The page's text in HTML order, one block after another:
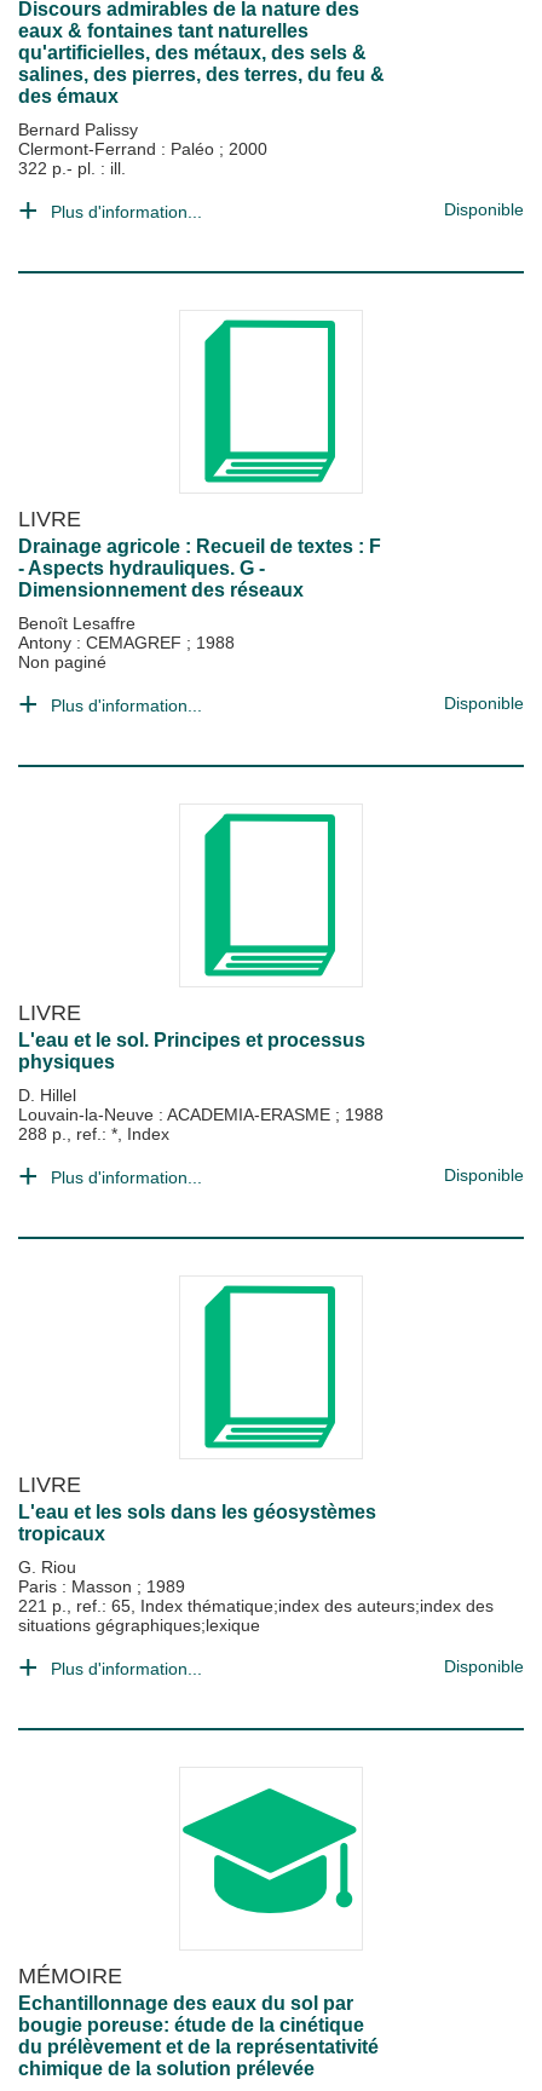
Discours admirables de la nature des
eaux & fontaines tant naturelles
qu'artificielles, des métaux, des sels &
salines, des pierres, des terres, du feu &
des émaux
Bernard Palissy
Clermont-Ferrand : Paléo ; 2000
322 p.- pl. : ill.
Plus d'information... Disponible
LIVRE
Drainage agricole : Recueil de textes : F
- Aspects hydrauliques. G -
Dimensionnement des réseaux
Benoît Lesaffre
Antony : CEMAGREF ; 1988
Non paginé
Plus d'information... Disponible
LIVRE
L'eau et le sol. Principes et processus
physiques
D. Hillel
Louvain-la-Neuve : ACADEMIA-ERASME ; 1988
288 p., ref.: *, Index
Plus d'information... Disponible
LIVRE
L'eau et les sols dans les géosystèmes
tropicaux
G. Riou
Paris : Masson ; 1989
221 p., ref.: 65, Index thématique;index des auteurs;index des
situations gégraphiques;lexique
Plus d'information... Disponible
MÉMOIRE
Echantillonnage des eaux du sol par
bougie poreuse: étude de la cinétique
du prélèvement et de la représentativité
chimique de la solution prélevée